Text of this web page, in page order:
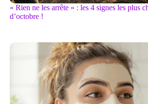
« Rien ne les arrête » : les 4 signes les plus
d’octobre !